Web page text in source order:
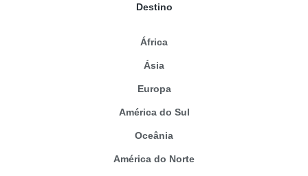
Destino
África
Ásia
Europa
América do Sul
Oceânia
América do Norte